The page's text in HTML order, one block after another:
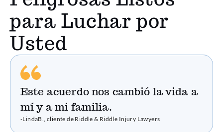
para Luchar por
Usted
Este acuerdo nos cambió la vida a
mí y a mi familia.
-LindaB., cliente de Riddle & Riddle Injury Lawyers